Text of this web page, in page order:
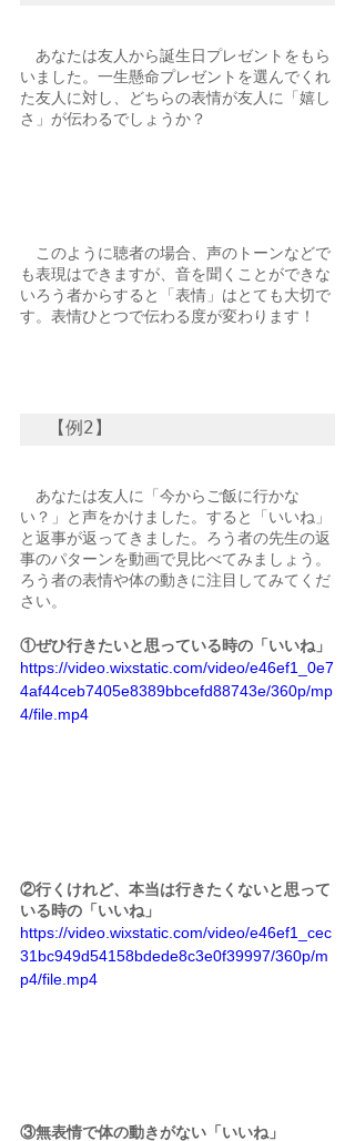
あなたは友人から誕生日プレゼントをもら
いました。一生懸命プレゼントを選んでくれ
た友人に対し、どちらの表情が友人に「嬉し
さ」が伝わるでしょうか？
このように聴者の場合、声のトーンなどで
も表現はできますが、音を聞くことができな
いろう者からすると「表情」はとても大切で
す。表情ひとつで伝わる度が変わります！
【例2】
あなたは友人に「今からご飯に行かな
い？」と声をかけました。すると「いいね」
と返事が返ってきました。ろう者の先生の返
事のパターンを動画で見比べてみましょう。
ろう者の表情や体の動きに注目してみてくだ
さい。
①ぜひ行きたいと思っている時の「いいね」
https://video.wixstatic.com/video/e46ef1_0e7
4af44ceb7405e8389bbcefd88743e/360p/mp
4/file.mp4
②行くけれど、本当は行きたくないと思って
いる時の「いいね」
https://video.wixstatic.com/video/e46ef1_cec
31bc949d54158bdede8c3e0f39997/360p/m
p4/file.mp4
③無表情で体の動きがない「いいね」